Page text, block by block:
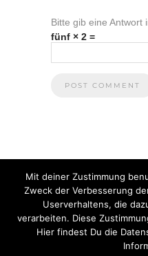
Bitte gib eine Antwort
fünf × 2 =
Mit deiner Zustimmung
Zweck der Verbesserung
Userverhaltens, die
verarbeiten. Diese
Hier findest Du die